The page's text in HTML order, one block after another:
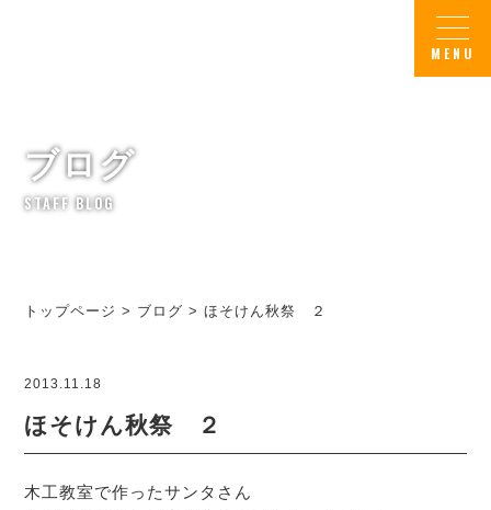
ブログ
STAFF BLOG
トップページ > ブログ >ほそけん秋祭 ２
2013.11.18
ほそけん秋祭 ２
木工教室で作ったサンタさん